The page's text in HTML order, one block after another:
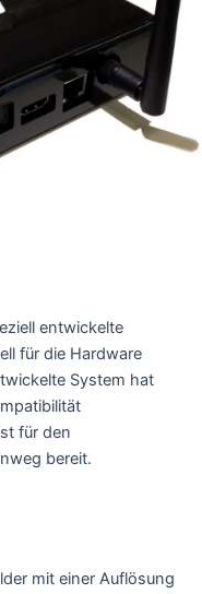
entwickelte
für die Hardware
System hat
für den
bereit.
mit einer Auflösung